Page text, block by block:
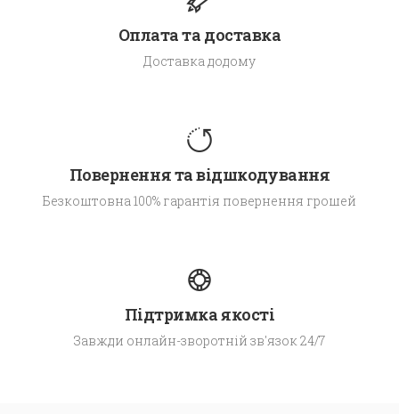
Оплата та доставка
Доставка додому
Повернення та відшкодування
Безкоштовна 100% гарантія повернення грошей
Підтримка якості
Завжди онлайн-зворотній зв'язок 24/7